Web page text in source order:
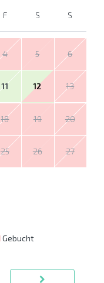
F S S
4 5 6
11 12 13
18 19 20
25 26 27
Gebucht